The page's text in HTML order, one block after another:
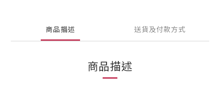
商品描述 送貨及付款方式
商品描述